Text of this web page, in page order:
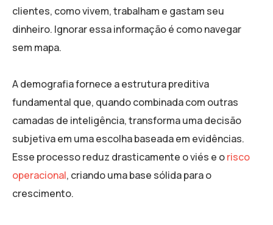
clientes, como vivem, trabalham e gastam seu
dinheiro. Ignorar essa informação é como navegar
sem mapa.
A demografia fornece a estrutura preditiva
fundamental que, quando combinada com outras
camadas de inteligência, transforma uma decisão
subjetiva em uma escolha baseada em evidências.
Esse processo reduz drasticamente o viés e orisco
operacional, criando uma base sólida para o
crescimento.